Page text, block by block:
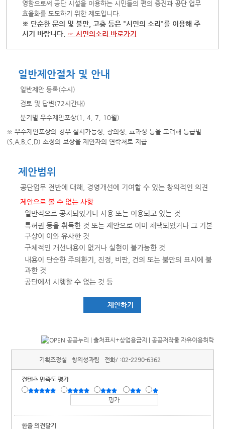
영함으로써 공단 시설을 이용하는 시민들의 편의 증진과 공단 업무
효율화를 도모하기 위한 제도입니다.
※ 단순한 문의 및 불만, 고충 등은 "시민의 소리"를 이용해 주
시기 바랍니다. ☞ 시민의소리 바로가기
일반제안절차 및 안내
일반제안 등록(수시)
검토 및 답변(72시간내)
분기별 우수제안포상(1, 4, 7, 10월)
※ 우수제안포상의 경우 실시가능성, 창의성, 효과성 등을 고려해 등급별
(S,A,B,C,D) 소정의 보상을 제안자의 연락처로 지급
제안범위
공단업무 전반에 대해, 경영개선에 기여할 수 있는 창의적인 의견
제안으로 볼 수 없는 사항
일반적으로 공지되었거나 사용 또는 이용되고 있는 것
특허권 등을 취득한 것 또는 제안으로 이미 채택되었거나 그 기본
구상이 이와 유사한 것
구체적인 개선내용이 없거나 실현이 불가능한 것
내용이 단순한 주의환기, 진정, 비판, 건의 또는 불만의 표시에 불
과한 것
공단에서 시행할 수 없는 것 등
제안하기
기획조정실 창의성과팀 전화/ :02-2290-6362
컨텐츠 만족도 평가
한줄 의견달기